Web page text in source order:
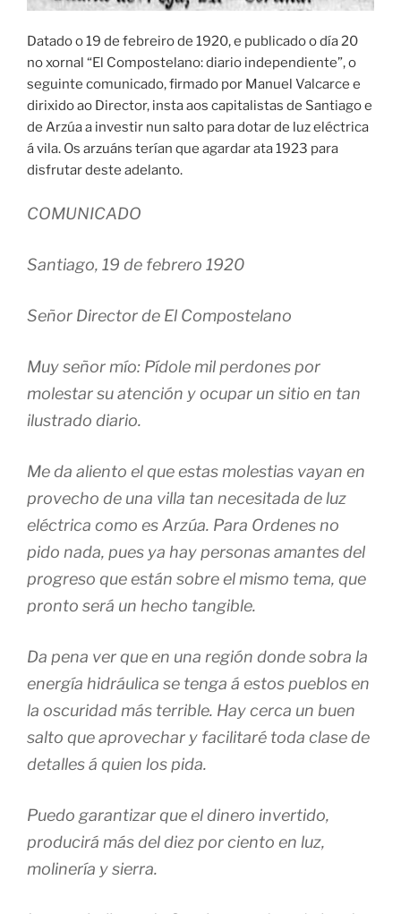
Datado o 19 de febreiro de 1920, e publicado o día 20
no xornal “El Compostelano: diario independiente”, o
seguinte comunicado, firmado por Manuel Valcarce e
dirixido ao Director, insta aos capitalistas de Santiago e
de Arzúa a investir nun salto para dotar de luz eléctrica
á vila. Os arzuáns terían que agardar ata 1923 para
disfrutar deste adelanto.
COMUNICADO
Santiago, 19 de febrero 1920
Señor Director de El Compostelano
Muy señor mío: Pídole mil perdones por
molestar su atención y ocupar un sitio en tan
ilustrado diario.
Me da aliento el que estas molestias vayan en
provecho de una villa tan necesitada de luz
eléctrica como es Arzúa. Para Ordenes no
pido nada, pues ya hay personas amantes del
progreso que están sobre el mismo tema, que
pronto será un hecho tangible.
Da pena ver que en una región donde sobra la
energía hidráulica se tenga á estos pueblos en
la oscuridad más terrible. Hay cerca un buen
salto que aprovechar y facilitaré toda clase de
detalles á quien los pida.
Puedo garantizar que el dinero invertido,
producirá más del diez por ciento en luz,
molinería y sierra.